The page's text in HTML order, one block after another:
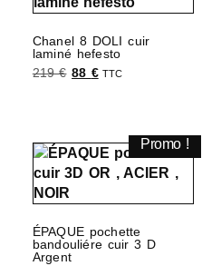
Chanel 8 DOLI cuir
laminé hefesto
219€ 88 €TTC
Promo !
ÉPAQUE pochette
bandouliére cuir 3 D
Argent